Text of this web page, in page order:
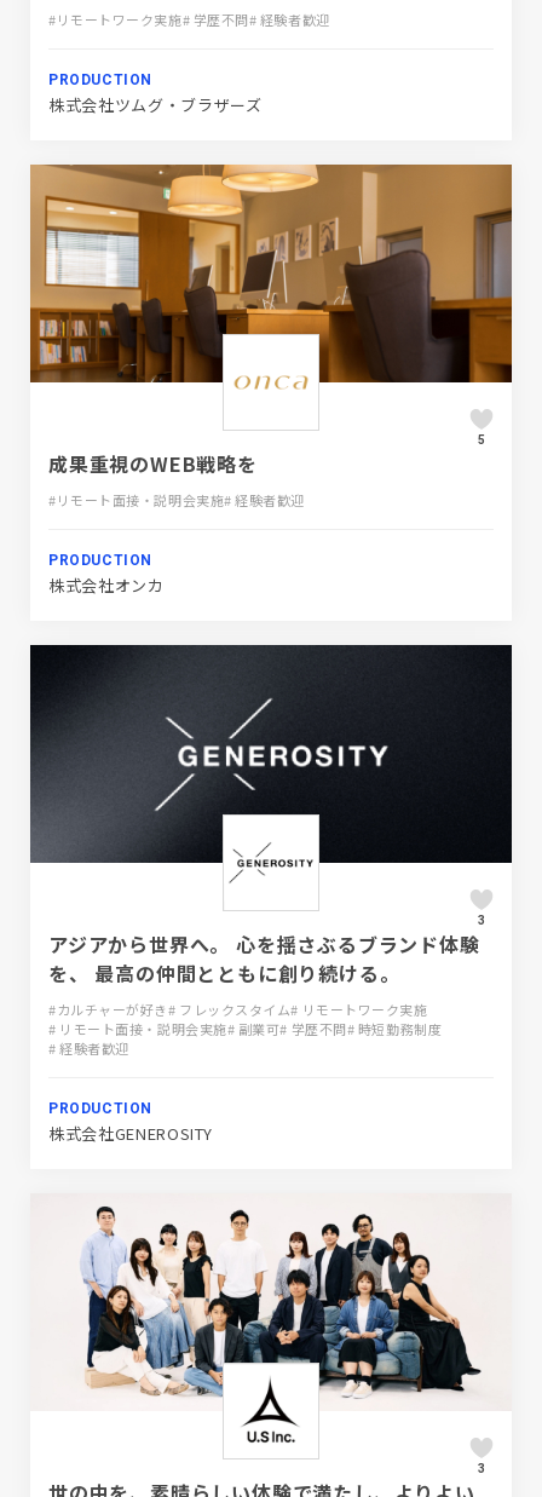
#リモートワーク実施# 学歴不問# 経験者歓迎
PRODUCTION
株式会社ツムグ・ブラザーズ
5
成果重視のWEB戦略を
#リモート面接・説明会実施# 経験者歓迎
PRODUCTION
株式会社オンカ
3
アジアから世界へ。 心を揺さぶるブランド体験
を、 最高の仲間とともに創り続ける。
#カルチャーが好き# フレックスタイム# リモートワーク実施
# リモート面接・説明会実施# 副業可# 学歴不問# 時短勤務制度
# 経験者歓迎
PRODUCTION
株式会社GENEROSITY
3